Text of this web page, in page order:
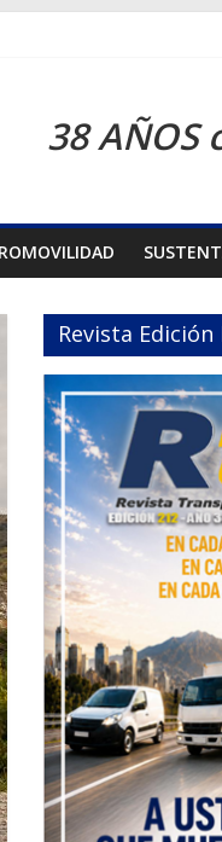
38 AÑOS
Revista Edición